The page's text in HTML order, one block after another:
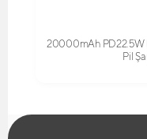
20000mAh PD22.5W
Pil